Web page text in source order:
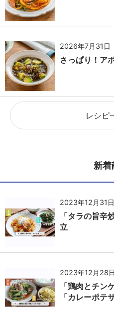
2026年7月31日
さっぱり！ア
レシピ
新着
2023年12月31日
「タラの旨辛
立
2023年12月28日
「鶏肉とチン
「カレーポテ